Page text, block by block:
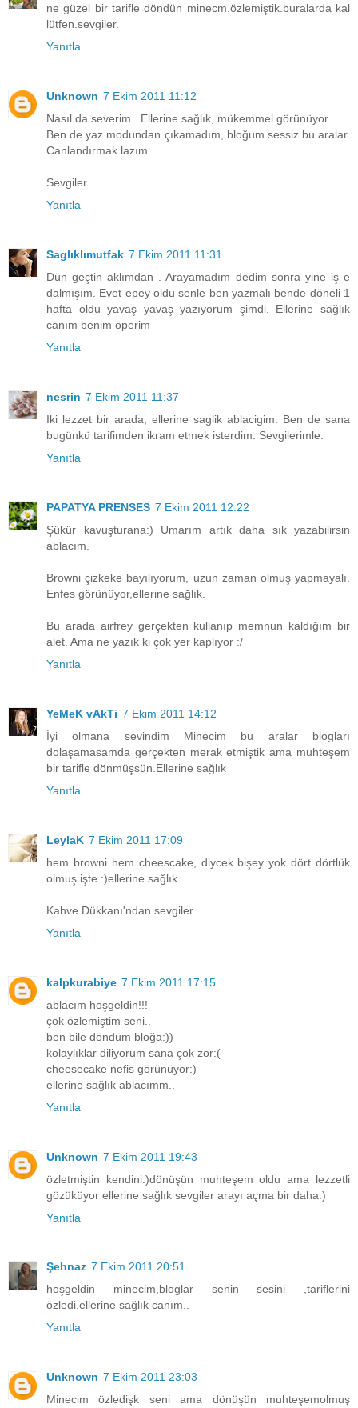
ne güzel bir tarifle döndün minecm.özlemiştik.buralarda kal
lütfen.sevgiler.
Yanıtla
Unknown 7 Ekim 2011 11:12
Nasıl da severim.. Ellerine sağlık, mükemmel görünüyor.
Ben de yaz modundan çıkamadım, bloğum sessiz bu aralar.
Canlandırmak lazım.
Sevgiler..
Yanıtla
Saglıklımutfak 7 Ekim 2011 11:31
Dün geçtin aklımdan . Arayamadım dedim sonra yine iş e
dalmışım. Evet epey oldu senle ben yazmalı bende döneli 1
hafta oldu yavaş yavaş yazıyorum şimdi. Ellerine sağlık
canım benim öperim
Yanıtla
nesrin 7 Ekim 2011 11:37
Iki lezzet bir arada, ellerine saglik ablacigim. Ben de sana
bugünkü tarifimden ikram etmek isterdim. Sevgilerimle.
Yanıtla
PAPATYA PRENSES 7 Ekim 2011 12:22
Şükür kavuşturana:) Umarım artık daha sık yazabilirsin
ablacım.
Browni çizkeke bayılıyorum, uzun zaman olmuş yapmayalı.
Enfes görünüyor,ellerine sağlık.
Bu arada airfrey gerçekten kullanıp memnun kaldığım bir
alet. Ama ne yazık ki çok yer kaplıyor :/
Yanıtla
YeMeK vAkTi 7 Ekim 2011 14:12
İyi olmana sevindim Minecim bu aralar blogları
dolaşamasamda gerçekten merak etmiştik ama muhteşem
bir tarifle dönmüşsün.Ellerine sağlık
Yanıtla
LeylaK 7 Ekim 2011 17:09
hem browni hem cheescake, diycek bişey yok dört dörtlük
olmuş işte :)ellerine sağlık.
Kahve Dükkanı'ndan sevgiler..
Yanıtla
kalpkurabiye 7 Ekim 2011 17:15
ablacım hoşgeldin!!!
çok özlemiştim seni..
ben bile döndüm bloğa:))
kolaylıklar diliyorum sana çok zor:(
cheesecake nefis görünüyor:)
ellerine sağlık ablacımm..
Yanıtla
Unknown 7 Ekim 2011 19:43
özletmiştin kendini:)dönüşün muhteşem oldu ama lezzetli
gözüküyor ellerine sağlık sevgiler arayı açma bir daha:)
Yanıtla
Şehnaz 7 Ekim 2011 20:51
hoşgeldin minecim,bloglar senin sesini ,tariflerini
özledi.ellerine sağlık canım..
Yanıtla
Unknown 7 Ekim 2011 23:03
Minecim özledişk seni ama dönüşün muhteşemolmuş